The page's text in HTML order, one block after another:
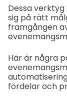
Dessa
sig på rätt
framgången
Här är några
fördelar och